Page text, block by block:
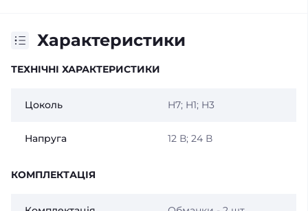
Характеристики
ТЕХНІЧНІ ХАРАКТЕРИСТИКИ
Цоколь H7; H1; H3
Напруга 12 В; 24 В
КОМПЛЕКТАЦІЯ